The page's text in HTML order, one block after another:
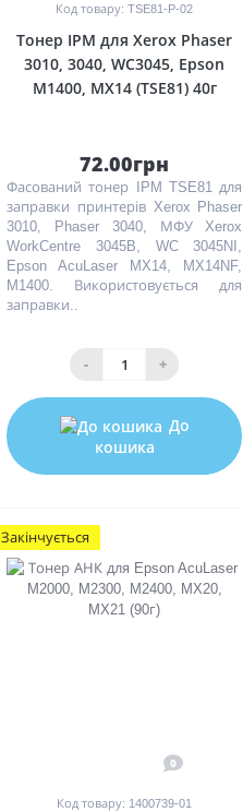
Код товару: TSE81-P-02
Тонер IPM для Xerox Phaser
3010, 3040, WC3045, Epson
M1400, MX14 (TSE81) 40г
72.00грн
Фасований тонер IPM TSE81 для
заправки принтерів Xerox Phaser
3010, Phaser 3040, МФУ Xerox
WorkCentre 3045B, WC 3045NI,
Epson AcuLaser MX14, MX14NF,
M1400. Використовується для
заправки..
- +
До
кошика
Закінчується
0
Код товару: 1400739-01